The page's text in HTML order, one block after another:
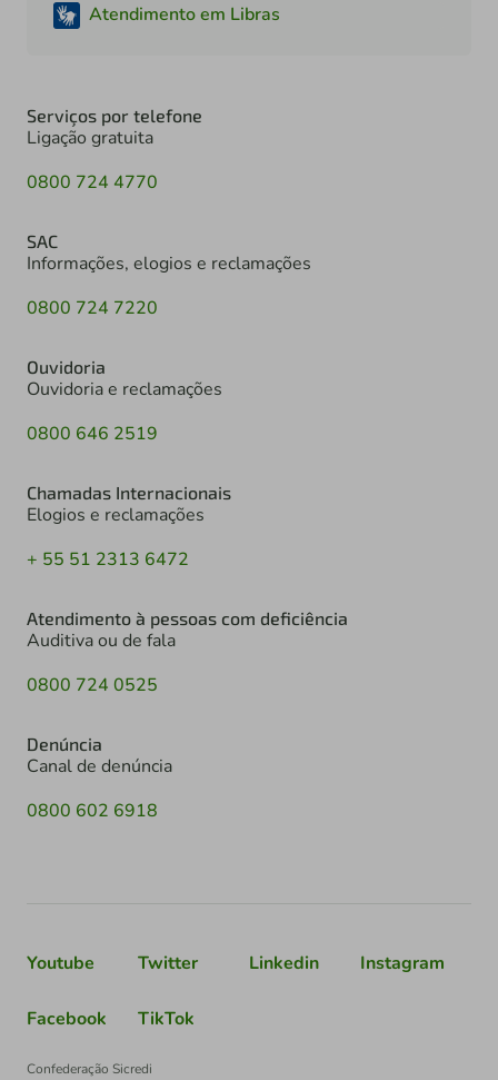
Atendimento em Libras
Serviços por telefone
Ligação gratuita
0800 724 4770
SAC
Informações, elogios e reclamações
0800 724 7220
Ouvidoria
Ouvidoria e reclamações
0800 646 2519
Chamadas Internacionais
Elogios e reclamações
+ 55 51 2313 6472
Atendimento à pessoas com deficiência
Auditiva ou de fala
0800 724 0525
Denúncia
Canal de denúncia
0800 602 6918
Youtube Twitter Linkedin Instagram
Facebook TikTok
Confederação Sicredi